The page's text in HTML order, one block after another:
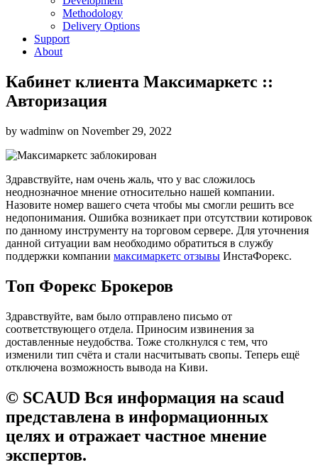
Methodology
Delivery Options
Support
About
Кабинет клиента Максимаркетс ::
Авторизация
by wadminw on November 29, 2022
Здравствуйте, нам очень жаль, что у вас сложилось
неоднозначное мнение относительно нашей компании.
Назовите номер вашего счета чтобы мы смогли решить все
недопонимания. Ошибка возникает при отсутствии котировок
по данному инструменту на торговом сервере. Для уточнения
данной ситуации вам необходимо обратиться в службу
поддержки компании максимаркетс отзывы ИнстаФорекс.
Топ Форекс Брокеров
Здравствуйте, вам было отправлено письмо от
соответствующего отдела. Приносим извинения за
доставленные неудобства. Тоже столкнулся с тем, что
изменили тип счёта и стали насчитывать свопы. Теперь ещё
отключена возможность вывода на Киви.
© SCAUD Вся информация на scaud
представлена в информационных
целях и отражает частное мнение
экспертов.